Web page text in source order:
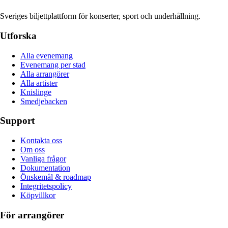
Sveriges biljettplattform för konserter, sport och underhållning.
Utforska
Alla evenemang
Evenemang per stad
Alla arrangörer
Alla artister
Knislinge
Smedjebacken
Support
Kontakta oss
Om oss
Vanliga frågor
Dokumentation
Önskemål & roadmap
Integritetspolicy
Köpvillkor
För arrangörer